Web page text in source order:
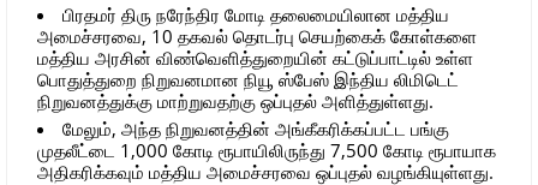
பிரதமர் திரு நரேந்திர மோடி தலைமையிலான மத்திய
அமைச்சரவை, 10 தகவல் தொடர்பு செயற்கைக் கோள்களை
மத்திய அரசின் விண்வெளித்துறையின் கட்டுப்பாட்டில் உள்ள
பொதுத்துறை நிறுவனமான நியூ ஸ்பேஸ் இந்திய லிமிடெட்
நிறுவனத்துக்கு மாற்றுவதற்கு ஒப்புதல் அளித்துள்ளது.
மேலும், அந்த நிறுவனத்தின் அங்கீகரிக்கப்பட்ட பங்கு
முதலீட்டை 1,000 கோடி ரூபாயிலிருந்து 7,500 கோடி ரூபாயாக
அதிகரிக்கவும் மத்திய அமைச்சரவை ஒப்புதல் வழங்கியுள்ளது.